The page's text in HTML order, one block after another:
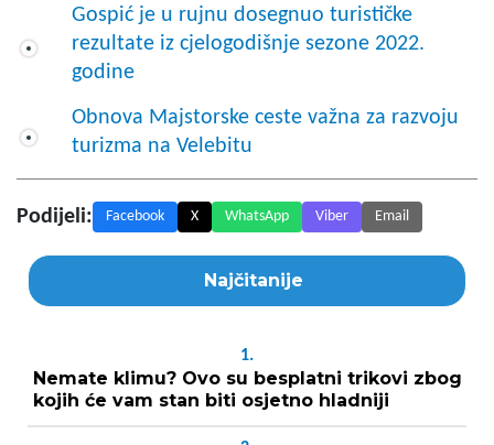
Gospić je u rujnu dosegnuo turističke
rezultate iz cjelogodišnje sezone 2022.
godine
Obnova Majstorske ceste važna za razvoju
turizma na Velebitu
Podijeli: Facebook X WhatsApp Viber Email
Najčitanije
1.
Nemate klimu? Ovo su besplatni trikovi zbog
kojih će vam stan biti osjetno hladniji